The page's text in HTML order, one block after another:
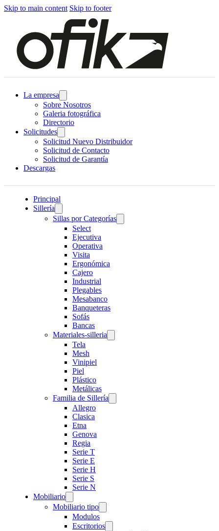
Skip to main content Skip to footer
La empresa
Sobre Nosotros
Galeria fotográfica
Directorio
Solicitudes
Solicitud Nuevo Distribuidor
Solicitud de Contacto
Solicitud de Garantía
Descargas
Principal
Sillería
Sillas por Categorías
Select
Ejecutiva
Operativa
Visita
Ergonómica
Cajero
Industrial
Plegables
Mesabanco
Banqueteras
Sofás
Bancas
Materiales-silleria
Tela
Mesh
Vinipiel
Piel
Plástico
Metálicas
Familia de Sillería
Allegro
Clasica
Etna
Genova
Regia
Serie T
Serie E
Serie H
Serie S
Serie N
Mobiliario
Mobiliario tipo
Modulos
Escritorios